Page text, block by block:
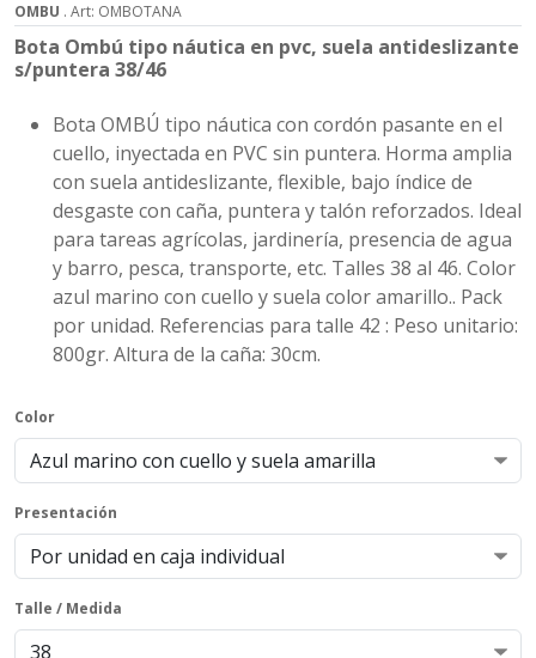
OMBU . Art: OMBOTANA
Bota Ombú tipo náutica en pvc, suela antideslizante
s/puntera 38/46
Bota OMBÚ tipo náutica con cordón pasante en el
cuello, inyectada en PVC sin puntera. Horma amplia
con suela antideslizante, flexible, bajo índice de
desgaste con caña, puntera y talón reforzados. Ideal
para tareas agrícolas, jardinería, presencia de agua
y barro, pesca, transporte, etc. Talles 38 al 46. Color
azul marino con cuello y suela color amarillo.. Pack
por unidad. Referencias para talle 42 : Peso unitario:
800gr. Altura de la caña: 30cm.
Color
Presentación
Talle / Medida